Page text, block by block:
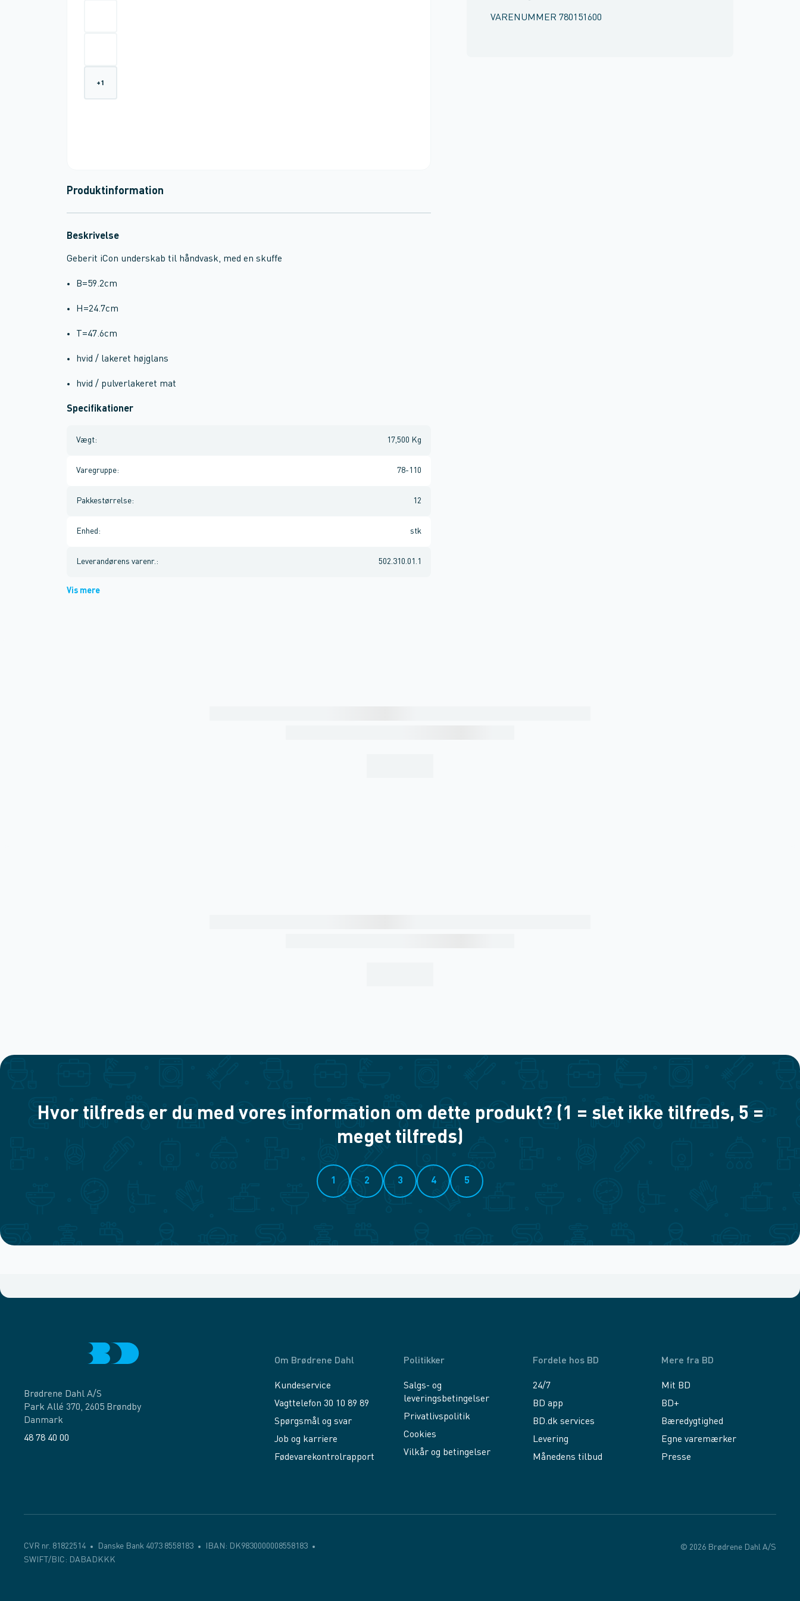
VARENUMMER 780151600
+1
Produktinformation
Beskrivelse
Geberit iCon underskab til håndvask, med en skuffe
B=59.2cm
H=24.7cm
T=47.6cm
hvid / lakeret højglans
hvid / pulverlakeret mat
Specifikationer
Vægt: 17,500 Kg
Varegruppe: 78-110
Pakkestørrelse: 12
Enhed : stk
Leverandørens varenr. : 502.310.01.1
Vis mere
Hvor tilfreds er du med vores information om dette produkt? (1 = slet ikke tilfreds, 5 =
meget tilfreds)
1 2 3 4 5
Brødrene Dahl A/S
Park Allé 370, 2605 Brøndby
Danmark
48 78 40 00
Om Brødrene Dahl
Kundeservice
Vagttelefon 30 10 89 89
Spørgsmål og svar
Job og karriere
Fødevarekontrolrapport
Politikker
Salgs- og
leveringsbetingelser
Privatlivspolitik
Cookies
Vilkår og betingelser
Fordele hos BD
24/7
BD app
BD.dk services
Levering
Månedens tilbud
Mere fra BD
Mit BD
BD+
Bæredygtighed
Egne varemærker
Presse
CVR nr. 81822514 Danske Bank 4073 8558183
IBAN: DK9830000008558183
SWIFT/BIC: DABADKKK
© 2026 Brødrene Dahl A/S